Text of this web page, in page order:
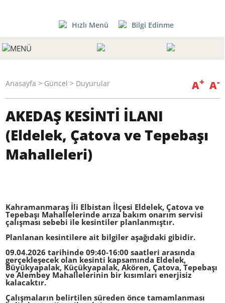
Hızlı Menü Bilgi Edinme
Anasayfa > Güncel > Duyurular A+ A-
AKEDAŞ KESİNTİ İLANI
(Eldelek, Çatova ve Tepebaşı
Mahalleleri)
Kahramanmaraş İli Elbistan İlçesi Eldelek, Çatova ve
Tepebaşı Mahallelerinde arıza bakım onarım servisi
çalışması sebebi ile kesintiler planlanmıştır.
Planlanan kesintilere ait bilgiler aşağıdaki gibidir.
09.04.2026 tarihinde 09:40-16:00 saatleri arasında
gerçekleşecek olan kesinti kapsamında Eldelek,
Büyükyapalak, Küçükyapalak, Akören, Çatova, Tepebaşı
ve Alembey Mahallelerinin bir kısımları enerjisiz
kalacaktır.
Çalışmaların belirtilen süreden önce tamamlanması